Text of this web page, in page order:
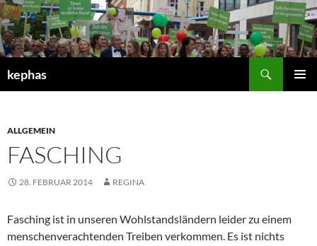
Zum
Inhalt
springen
kephas
ALLGEMEIN
FASCHING
28. FEBRUAR 2014 REGINA
Fasching ist in unseren Wohlstandsländern leider zu einem
menschenverachtenden Treiben verkommen. Es ist nichts